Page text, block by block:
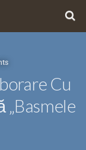
Cu
„Basmele